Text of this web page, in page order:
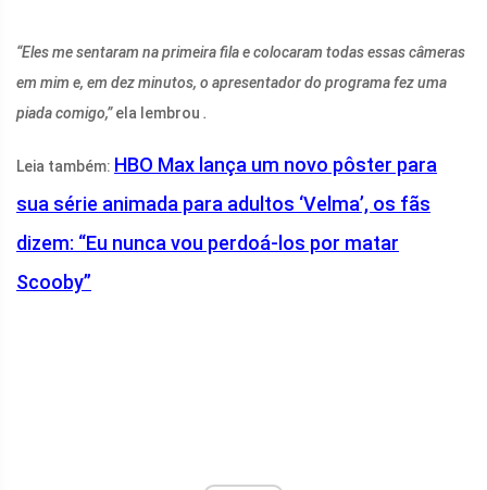
“Eles me sentaram na primeira fila e colocaram todas essas câmeras
em mim e, em dez minutos, o apresentador do programa fez uma
piada comigo,”ela lembrou .
Leia também: HBO Max lança um novo pôster para
sua série animada para adultos ‘Velma’, os fãs
dizem: “Eu nunca vou perdoá-los por matar
Scooby”